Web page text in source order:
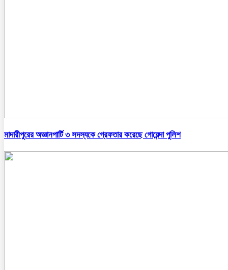
মাদারীপুরের অজ্ঞানপার্টি ৩ সদস্যকে গ্রেফতার করেছে গোয়েন্দা পুলিশ